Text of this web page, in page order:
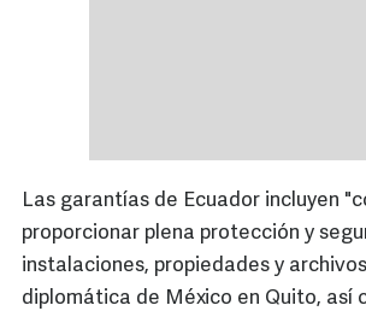
Las garantías de Ecuador incluyen
proporcionar plena protección y
instalaciones, propiedades y
diplomática de México en Quito, así